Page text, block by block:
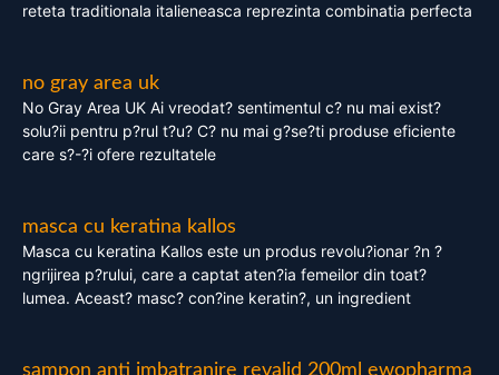
reteta traditionala italieneasca reprezinta combinatia perfecta
no gray area uk
No Gray Area UK Ai vreodat? sentimentul c? nu mai exist?
solu?ii pentru p?rul t?u? C? nu mai g?se?ti produse eficiente
care s?-?i ofere rezultatele
masca cu keratina kallos
Masca cu keratina Kallos este un produs revolu?ionar ?n ?
ngrijirea p?rului, care a captat aten?ia femeilor din toat?
lumea. Aceast? masc? con?ine keratin?, un ingredient
sampon anti imbatranire revalid 200ml ewopharma